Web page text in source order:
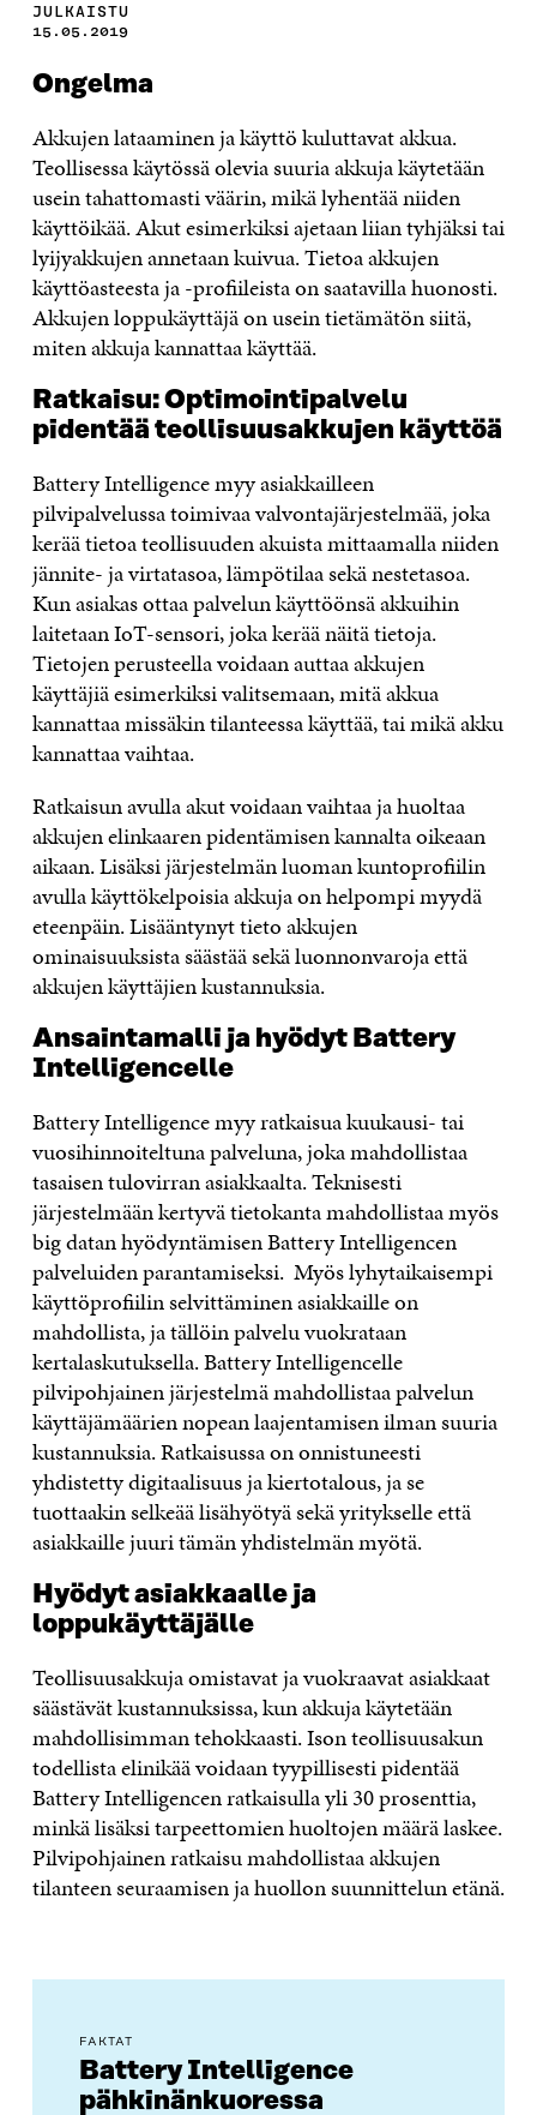
JULKAISTU
15.05.2019
Ongelma
Akkujen lataaminen ja käyttö kuluttavat akkua.
Teollisessa käytössä olevia suuria akkuja käytetään
usein tahattomasti väärin, mikä lyhentää niiden
käyttöikää. Akut esimerkiksi ajetaan liian tyhjäksi tai
lyijyakkujen annetaan kuivua. Tietoa akkujen
käyttöasteesta ja -profiileista on saatavilla huonosti.
Akkujen loppukäyttäjä on usein tietämätön siitä,
miten akkuja kannattaa käyttää.
Ratkaisu: Optimointipalvelu
pidentää teollisuusakkujen käyttöä
Battery Intelligence myy asiakkailleen
pilvipalvelussa toimivaa valvontajärjestelmää, joka
kerää tietoa teollisuuden akuista mittaamalla niiden
jännite- ja virtatasoa, lämpötilaa sekä nestetasoa.
Kun asiakas ottaa palvelun käyttöönsä akkuihin
laitetaan IoT-sensori, joka kerää näitä tietoja.
Tietojen perusteella voidaan auttaa akkujen
käyttäjiä esimerkiksi valitsemaan, mitä akkua
kannattaa missäkin tilanteessa käyttää, tai mikä akku
kannattaa vaihtaa.
Ratkaisun avulla akut voidaan vaihtaa ja huoltaa
akkujen elinkaaren pidentämisen kannalta oikeaan
aikaan. Lisäksi järjestelmän luoman kuntoprofiilin
avulla käyttökelpoisia akkuja on helpompi myydä
eteenpäin. Lisääntynyt tieto akkujen
ominaisuuksista säästää sekä luonnonvaroja että
akkujen käyttäjien kustannuksia.
Ansaintamalli ja hyödyt Battery
Intelligencelle
Battery Intelligence myy ratkaisua kuukausi- tai
vuosihinnoiteltuna palveluna, joka mahdollistaa
tasaisen tulovirran asiakkaalta. Teknisesti
järjestelmään kertyvä tietokanta mahdollistaa myös
big datan hyödyntämisen Battery Intelligencen
palveluiden parantamiseksi. Myös lyhytaikaisempi
käyttöprofiilin selvittäminen asiakkaille on
mahdollista, ja tällöin palvelu vuokrataan
kertalaskutuksella. Battery Intelligencelle
pilvipohjainen järjestelmä mahdollistaa palvelun
käyttäjämäärien nopean laajentamisen ilman suuria
kustannuksia. Ratkaisussa on onnistuneesti
yhdistetty digitaalisuus ja kiertotalous, ja se
tuottaakin selkeää lisähyötyä sekä yritykselle että
asiakkaille juuri tämän yhdistelmän myötä.
Hyödyt asiakkaalle ja
loppukäyttäjälle
Teollisuusakkuja omistavat ja vuokraavat asiakkaat
säästävät kustannuksissa, kun akkuja käytetään
mahdollisimman tehokkaasti. Ison teollisuusakun
todellista elinikää voidaan tyypillisesti pidentää
Battery Intelligencen ratkaisulla yli 30 prosenttia,
minkä lisäksi tarpeettomien huoltojen määrä laskee.
Pilvipohjainen ratkaisu mahdollistaa akkujen
tilanteen seuraamisen ja huollon suunnittelun etänä.
FAKTAT
Battery Intelligence
pähkinänkuoressa